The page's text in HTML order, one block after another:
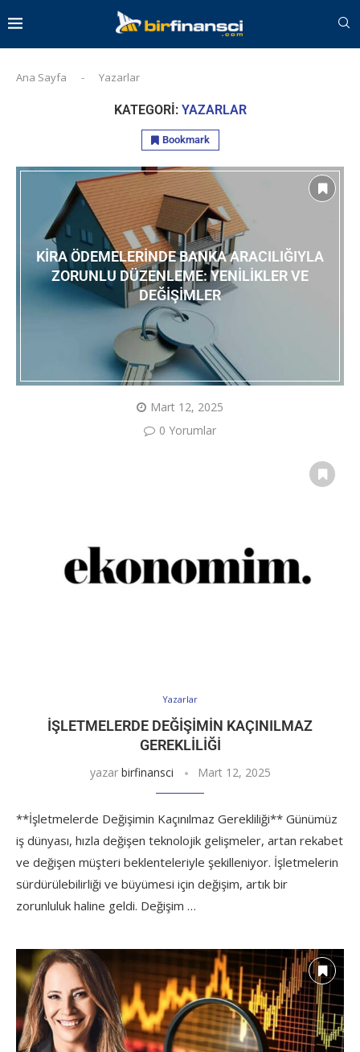
Ana Sayfa - Yazarlar
KATEGORI: YAZARLAR
Bookmark
KIRA ÖDEMELERINDE BANKA ARACILIĞIYLA
ZORUNLU DÜZENLEME: YENILIKLER VE
DEĞIŞIMLER
Mart 12, 2025
0 Yorumlar
Yazarlar
İŞLETMELERDE DEĞIŞIMIN KAÇINILMAZ
GEREKLILIĞI
yazar birfinansci Mart 12, 2025
**İşletmelerde Değişimin Kaçınılmaz Gerekliliği** Günümüz
iş dünyası, hızla değişen teknolojik gelişmeler, artan rekabet
ve değişen müşteri beklenteleriyle şekilleniyor. İşletmelerin
sürdürülebilirliği ve büyümesi için değişim, artık bir
zorunluluk haline geldi. Değişim …